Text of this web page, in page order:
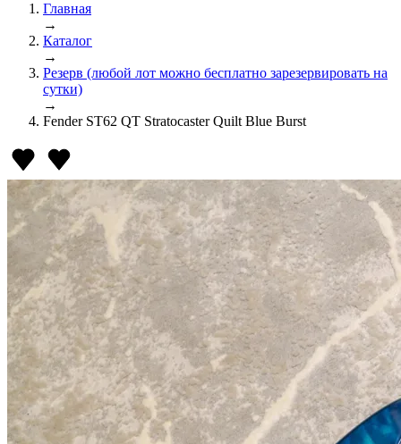
Главная
→
Каталог
→
Резерв (любой лот можно бесплатно зарезервировать на
сутки)
→
Fender ST62 QT Stratocaster Quilt Blue Burst